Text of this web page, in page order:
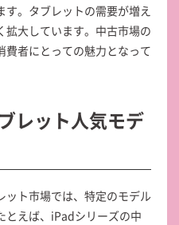
。タブレットの需要が増え
拡大しています。中古市場の
費者にとっての魅力となって
レット人気モデ
ット市場では、特定のモデル
とえば、iPadシリーズの中